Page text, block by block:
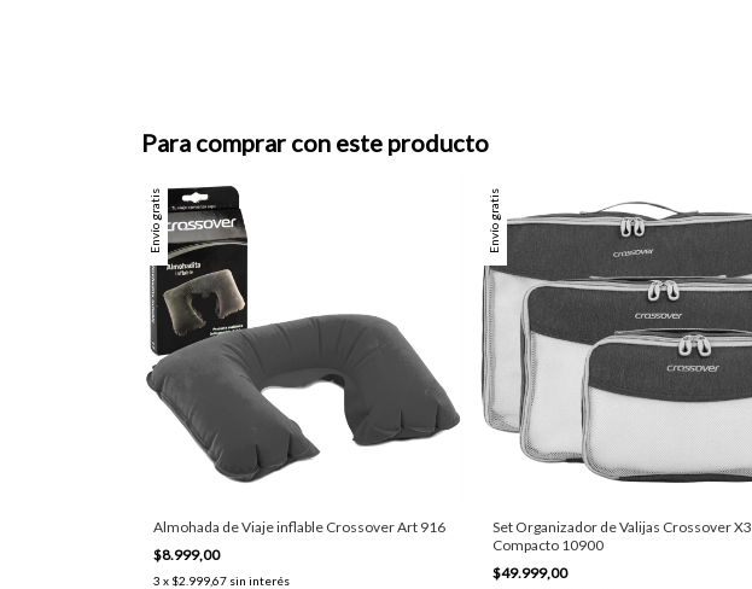
Para comprar con este producto
Envío gratis
Almohada de Viaje inflable Crossover Art 916
$8.999,00
3 x $2.999,67 sin interés
Envío gratis
Set Organizador de Valijas Crossover X3
Compacto 10900
$49.999,00